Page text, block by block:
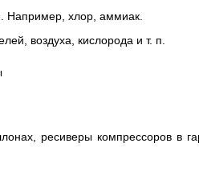
Например, хлор, аммиак.
воздуха, кислорода и т. п.
ресиверы компрессоров в